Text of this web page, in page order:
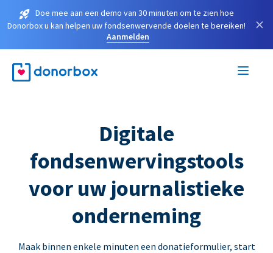
Doe mee aan een demo van 30 minuten om te zien hoe
Donorbox u kan helpen uw fondsenwervende doelen te bereiken!
Aanmelden
×
Digitale
fondsenwervingstools
voor uw journalistieke
onderneming
Maak binnen enkele minuten een donatieformulier, start